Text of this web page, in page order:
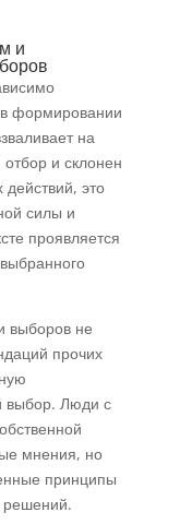
и
формировании
на
отбор и склонен
это
силы и
проявляется
выборов не
прочих
выбор. Люди с
мнения, но
принципы
решений.